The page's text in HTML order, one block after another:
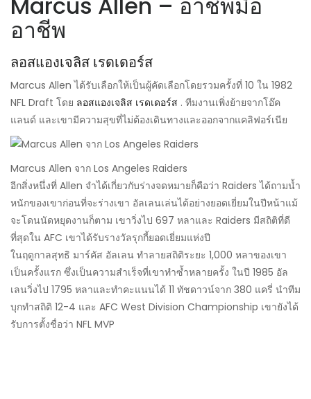
อาชีพ
ลอสแองเจลิส เรดเดอร์ส
Marcus Allen ได้รับเลือกให้เป็นผู้คัดเลือกโดยรวมครั้งที่ 10 ใน 1982
NFL Draft โดย ลอสแองเจลิส เรดเดอร์ส . ทีมงานเพิ่งย้ายจากโอ๊ค
แลนด์ และเขามีความสุขที่ไม่ต้องเดินทางและออกจากแคลิฟอร์เนีย
Marcus Allen จาก Los Angeles Raiders
อีกสิ่งหนึ่งที่ Allen จำได้เกี่ยวกับร่างจดหมายก็คือว่า Raiders ได้ถามน้ำ
หนักของเขาก่อนที่จะร่างเขา อัลเลนเล่นได้อย่างยอดเยี่ยมในปีหน้าแม้
จะโดนนัดหยุดงานก็ตาม เขาวิ่งไป 697 หลาและ Raiders มีสถิติที่ดี
ที่สุดใน AFC เขาได้รับรางวัลรุกกี้ยอดเยี่ยมแห่งปี
ในฤดูกาลสุทธิ มาร์คัส อัลเลน ทำลายสถิติระยะ 1,000 หลาของเขา
เป็นครั้งแรก ซึ่งเป็นความสำเร็จที่เขาทำซ้ำหลายครั้ง ในปี 1985 อัล
เลนวิ่งไป 1795 หลาและทำคะแนนได้ 11 ทัชดาวน์จาก 380 แครี่ นำทีม
บุกทำสถิติ 12-4 และ AFC West Division Championship เขายังได้
รับการตั้งชื่อว่า NFL MVP